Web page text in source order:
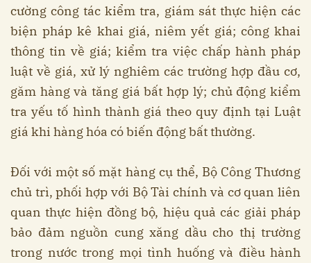
cường công tác kiểm tra, giám sát thực hiện các
biện pháp kê khai giá, niêm yết giá; công khai
thông tin về giá; kiểm tra việc chấp hành pháp
luật về giá, xử lý nghiêm các trường hợp đầu cơ,
găm hàng và tăng giá bất hợp lý; chủ động kiểm
tra yếu tố hình thành giá theo quy định tại Luật
giá khi hàng hóa có biến động bất thường.
Đối với một số mặt hàng cụ thể, Bộ Công Thương
chủ trì, phối hợp với Bộ Tài chính và cơ quan liên
quan thực hiện đồng bộ, hiệu quả các giải pháp
bảo đảm nguồn cung xăng dầu cho thị trường
trong nước trong mọi tình huống và điều hành